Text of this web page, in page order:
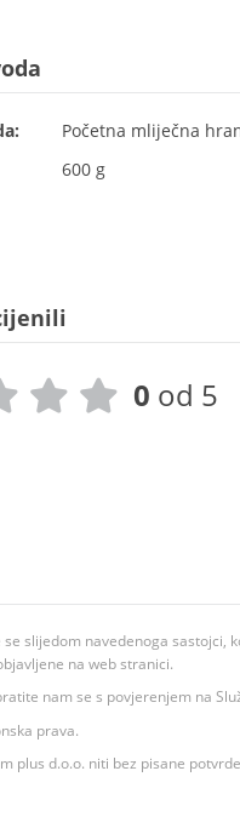
Početna mliječna
600 g
0 od 5
slijedom navedenoga
na web stranici.
nam se s povjerenjem na
prava.
plus d.o.o. niti bez pisane